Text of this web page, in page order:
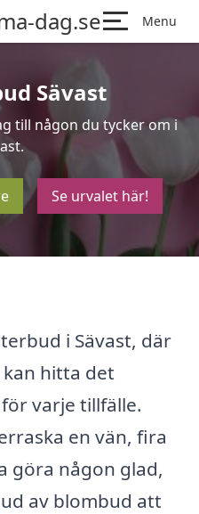
dag.se Menu
Sävast
till någon du tycker om i
Se urvalet här!
i Sävast, där
hitta det
varje tillfälle.
en vän, fira
göra någon glad,
av blombud att